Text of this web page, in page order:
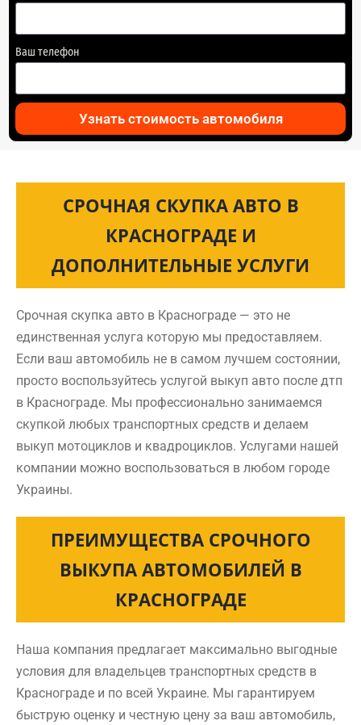
Ваш телефон
Узнать стоимость автомобиля
СРОЧНАЯ СКУПКА АВТО В
КРАСНОГРАДЕ И
ДОПОЛНИТЕЛЬНЫЕ УСЛУГИ
Срочная скупка авто в Краснограде — это не
единственная услуга которую мы предоставляем.
Если ваш автомобиль не в самом лучшем состоянии,
просто воспользуйтесь услугой выкуп авто после дтп
в Краснограде. Мы профессионально занимаемся
скупкой любых транспортных средств и делаем
выкуп мотоциклов и квадроциклов. Услугами нашей
компании можно воспользоваться в любом городе
Украины.
ПРЕИМУЩЕСТВА СРОЧНОГО
ВЫКУПА АВТОМОБИЛЕЙ В
КРАСНОГРАДЕ
Наша компания предлагает максимально выгодные
условия для владельцев транспортных средств в
Краснограде и по всей Украине. Мы гарантируем
быструю оценку и честную цену за ваш автомобиль,